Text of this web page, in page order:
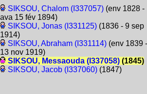
SIKSOU, Chalom (I337057)(env 1828 -
ava 15 fév 1894)
SIKSOU, Jonas (I331125)(1836 - 9 sep
1914)
SIKSOU, Abraham (I331114)(env 1839 -
13 nov 1919)
SIKSOU, Messaouda (I337058)(1845)
SIKSOU, Jacob (I337060)(1847)